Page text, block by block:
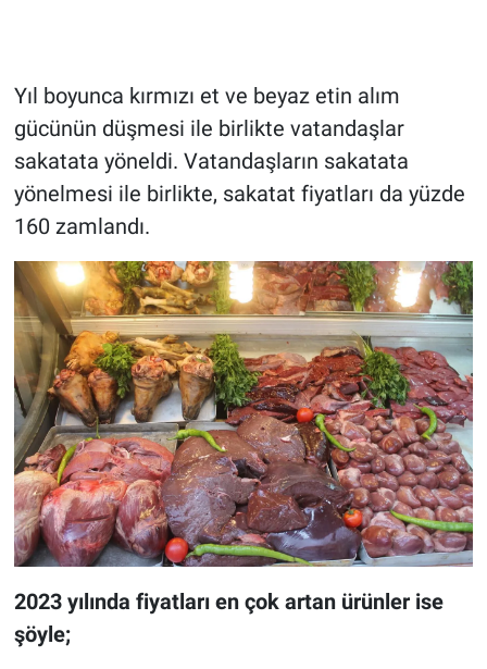
Yıl boyunca kırmızı et ve beyaz etin alım
gücünün düşmesi ile birlikte vatandaşlar
sakatata yöneldi. Vatandaşların sakatata
yönelmesi ile birlikte, sakatat fiyatları da yüzde
160 zamlandı.
2023 yılında fiyatları en çok artan ürünler ise
şöyle;